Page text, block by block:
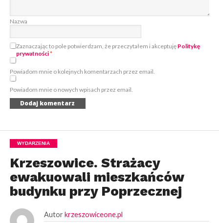
Nazwa
Zaznaczając to pole potwierdzam, że przeczytałem i akceptuję Politykę
prywatności*
Powiadom mnie o kolejnych komentarzach przez email.
Powiadom mnie o nowych wpisach przez email.
WYDARZENIA
Krzeszowice. Strażacy
ewakuowali mieszkańców
budynku przy Poprzecznej
Autor krzeszowiceone.pl